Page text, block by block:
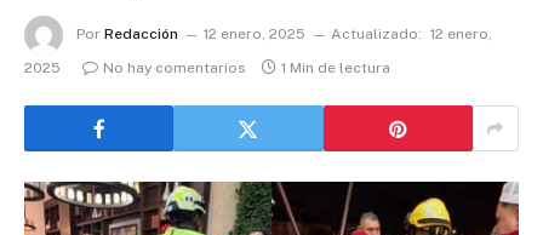
Por Redacción 12 enero, 2025 Actualizado: 12 enero,
2025
No hay comentarios 1 Min de lectura